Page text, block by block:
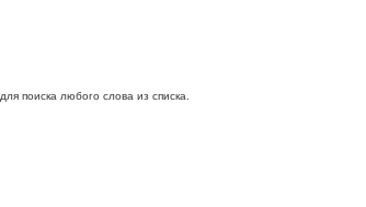
для поиска любого слова из списка.